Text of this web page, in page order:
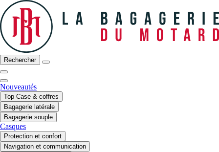
Rechercher
Nouveautés
Top Case & coffres
Bagagerie latérale
Bagagerie souple
Casques
Protection et confort
Navigation et communication